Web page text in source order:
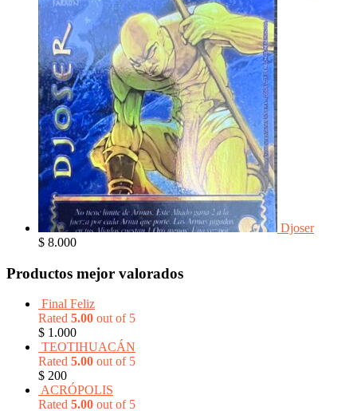
Djoser
$ 8.000
Productos mejor valorados
Final Feliz
Rated 5.00 out of 5
$ 1.000
TEOTIHUACÁN
Rated 5.00 out of 5
$ 200
ACRÓPOLIS
Rated 5.00 out of 5